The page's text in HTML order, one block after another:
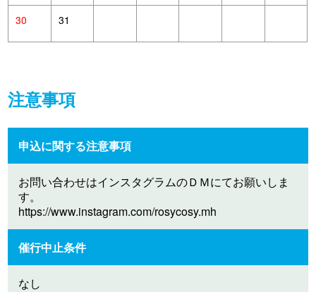
30 31
注意事項
申込に関する注意事項
お問い合わせはインスタグラムのＤＭにてお願いしま
す。
https://www.instagram.com/rosycosy.mh
催行中止条件
なし